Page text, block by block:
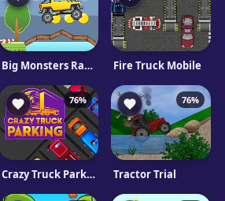
Big Monsters Racing Fire Truck Mobile
76%
Crazy Truck Parking
76%
Tractor Trial